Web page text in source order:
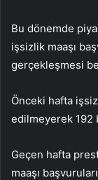
Bu dönemde
işsizlik maaşı
gerçekleşmesi
Önceki hafta
edilmeyerek 192
Geçen hafta
maaşı